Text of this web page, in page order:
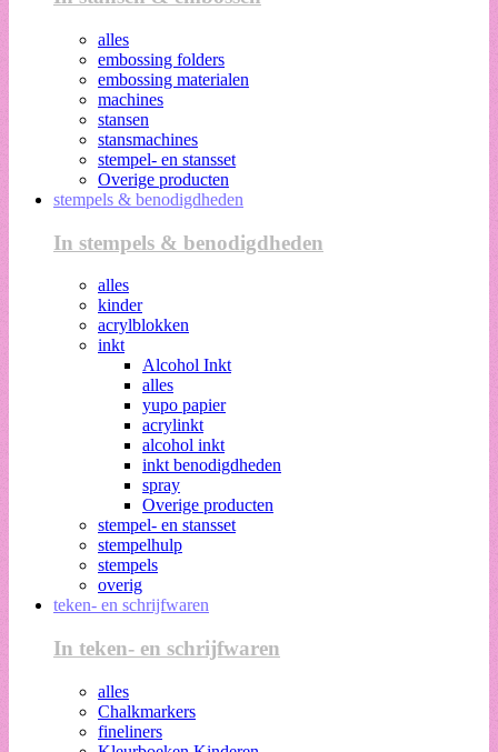
alles
embossing folders
embossing materialen
machines
stansen
stansmachines
stempel- en stansset
Overige producten
stempels & benodigdheden
In stempels & benodigdheden
alles
kinder
acrylblokken
inkt
Alcohol Inkt
alles
yupo papier
acrylinkt
alcohol inkt
inkt benodigdheden
spray
Overige producten
stempel- en stansset
stempelhulp
stempels
overig
teken- en schrijfwaren
In teken- en schrijfwaren
alles
Chalkmarkers
fineliners